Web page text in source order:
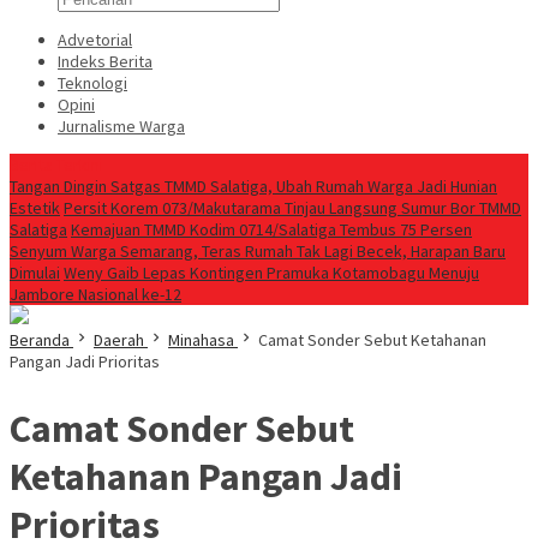
Advetorial
Indeks Berita
Teknologi
Opini
Jurnalisme Warga
Tangan Dingin Satgas TMMD Salatiga, Ubah Rumah Warga Jadi Hunian
EstetikPersit Korem 073/Makutarama Tinjau Langsung Sumur Bor TMMD
Salatiga Kemajuan TMMD Kodim 0714/Salatiga Tembus 75 Persen
Senyum Warga Semarang, Teras Rumah Tak Lagi Becek, Harapan Baru
Dimulai Weny Gaib Lepas Kontingen Pramuka Kotamobagu Menuju
Jambore Nasional ke-12
Beranda Daerah Minahasa
Camat Sonder Sebut Ketahanan
Pangan Jadi Prioritas
Camat Sonder Sebut
Ketahanan Pangan Jadi
Prioritas